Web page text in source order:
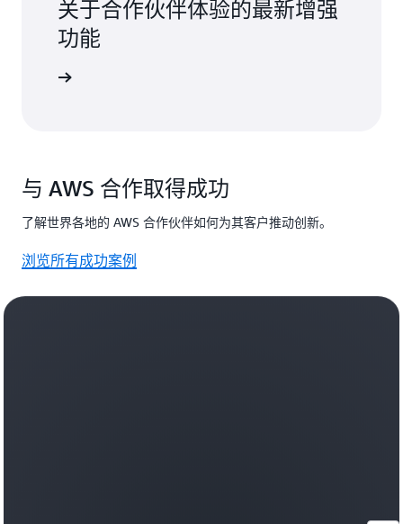
关于合作伙伴体验的最新增强
功能
与 AWS 合作取得成功
了解世界各地的 AWS 合作伙伴如何为其客户推动创新。
浏览所有成功案例